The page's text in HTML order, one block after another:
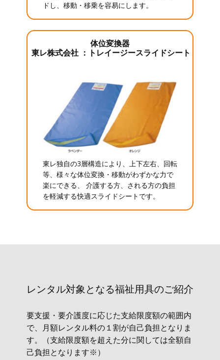
ドし、移動・移乗を容易にします。
体位変換器
東レ株式会社 ：トレイージースライドシート
東レ独自の3層構造により、上下左右、回転
等、様々な体位変換・移動がわずかな力で
楽にできる、 介護する方、される方の負担
を軽減する快適スライドシートです。
レンタル対象と​なる福祉用具のご紹介
要支援・要介護度に応じた支給限度額の範囲内
で、月額レンタル料の１割が自己負担となりま
す。（支給限度額を超えた分に関しては全額自
己負担となります※）